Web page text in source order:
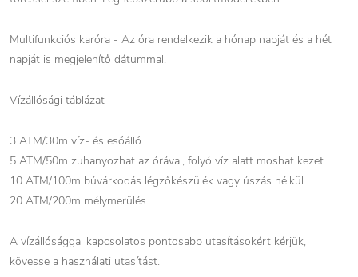
Multifunkciós karóra - Az óra rendelkezik a hónap napját és a hét
napját is megjelenítő dátummal.
Vízállósági táblázat
3 ATM/30m víz- és esőálló
5 ATM/50m zuhanyozhat az órával, folyó víz alatt moshat kezet.
10 ATM/100m búvárkodás légzőkészülék vagy úszás nélkül
20 ATM/200m mélymerülés
A vízállósággal kapcsolatos pontosabb utasításokért kérjük,
kövesse a használati utasítást.